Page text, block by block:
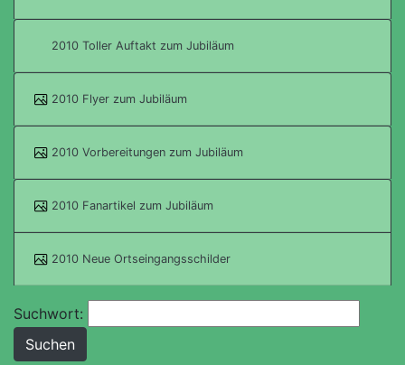
2010 Toller Auftakt zum Jubiläum
2010 Flyer zum Jubiläum
2010 Vorbereitungen zum Jubiläum
2010 Fanartikel zum Jubiläum
2010 Neue Ortseingangsschilder
Suchwort: